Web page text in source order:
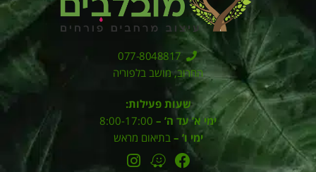
077-8048817
החרוב, מושב בלפוריה
שעות פעילות:
ימי א’ עד ה’ –
ימי ו’ – בתיאום מראש